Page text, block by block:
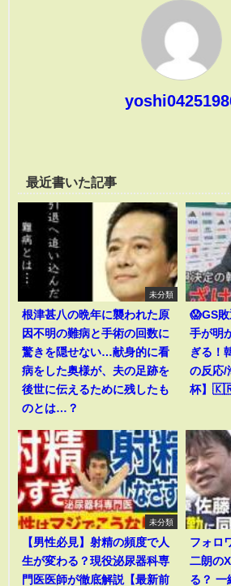
最近書いた記事
未分類
根津甚八の晩年に襲われた原
因不明の難病と手術の回数に
驚きを隠せない…献身的に看
病をした奥様が、夫の足跡を
後世に伝えるために残したも
のとは…？
😱GS
手が明
ぎる！
の反応/
杯】
未分類
【男性必見】射精の頻度で人
生が変わる？現役泌尿器科専
門医医師が徹底解説【最新前
フォロ
二朗の
る？ 一